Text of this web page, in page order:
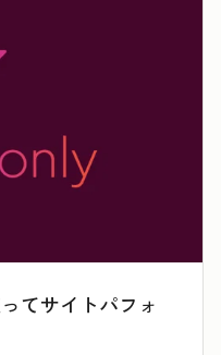
てサイトパフォ